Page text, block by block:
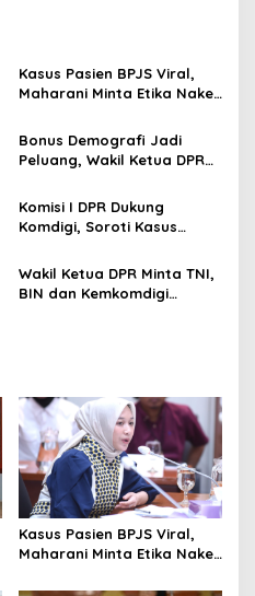
Kasus Pasien BPJS Viral,
Maharani Minta Etika Nakes
Dievaluasi
Bonus Demografi Jadi
Peluang, Wakil Ketua DPR
Tembus Pasar Kerja Global
Komisi I DPR Dukung
Komdigi, Soroti Kasus
GIIAS Tanpa Izin
Wakil Ketua DPR Minta TNI,
BIN dan Kemkomdigi
Kasus Pasien BPJS Viral,
Maharani Minta Etika Nakes